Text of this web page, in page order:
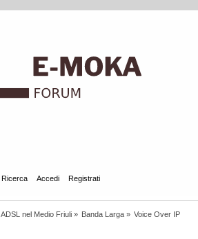
Ricerca Accedi Registrati
ADSL nel Medio Friuli» Banda Larga» Voice Over IP